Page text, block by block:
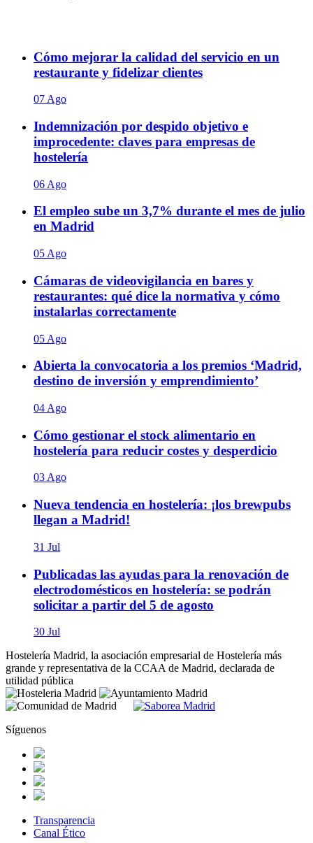
Cómo mejorar la calidad del servicio en un
restaurante y fidelizar clientes
07 Ago
Indemnización por despido objetivo e
improcedente: claves para empresas de
hostelería
06 Ago
El empleo sube un 3,7% durante el mes de julio
en Madrid
05 Ago
Cámaras de videovigilancia en bares y
restaurantes: qué dice la normativa y cómo
instalarlas correctamente
05 Ago
Abierta la convocatoria a los premios ‘Madrid,
destino de inversión y emprendimiento’
04 Ago
Cómo gestionar el stock alimentario en
hostelería para reducir costes y desperdicio
03 Ago
Nueva tendencia en hostelería: ¡los brewpubs
llegan a Madrid!
31 Jul
Publicadas las ayudas para la renovación de
electrodomésticos en hostelería: se podrán
solicitar a partir del 5 de agosto
30 Jul
Hostelería Madrid, la asociación empresarial de Hostelería más
grande y representativa de la CCAA de Madrid, declarada de
utilidad pública
Síguenos
Transparencia
Canal Ético